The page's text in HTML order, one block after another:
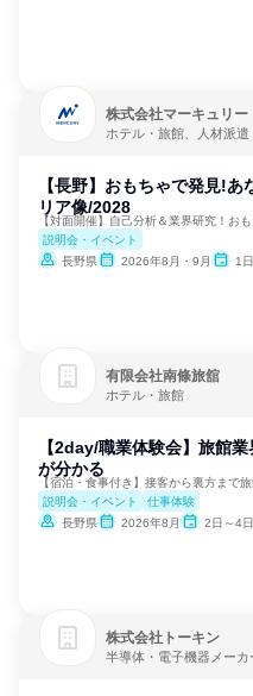
株式会社マーキュリー
ホテル・旅館、人材派
【長野】おもちゃで発見!あ
リア像/2028
【対面開催】自己分析＆業界研究！お
説明会・イベント
長野県
2026年8月・9月 1日
有限会社南條旅舘
ホテル・旅館
【2day/職業体験会】旅館
が分かる
説明会・イベント
仕事体験
長野県
2026年8月 2日～4日
株式会社トーキン
半導体・電子機器メーカ